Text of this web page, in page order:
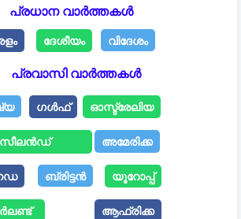
പ്രധാന വാർത്തകൾ
ദേശീയം വിദേശം
പ്രവാസി വാർത്തകൾ
ഗൾഫ് ഓസ്ട്രേലിയ
അമേരിക്ക
ബ്രിട്ടൻ യൂറോപ്പ്
ആഫ്രിക്ക